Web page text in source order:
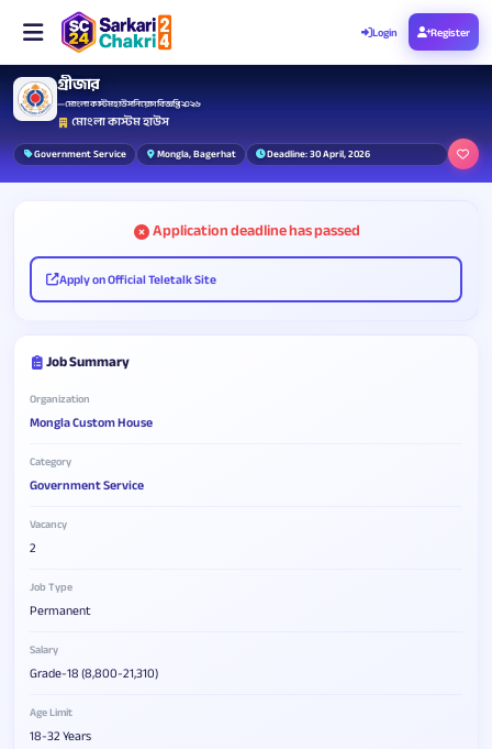
Login Register
গ্রীজার
— মোংলা কাস্টম হাউস নিয়োগ বিজ্ঞপ্তি ২০২৬
মোংলা কাস্টম হাউস
Government Service Mongla, Bagerhat Deadline: 30 April, 2026
Application deadline has passed
Apply on Official Teletalk Site
Job Summary
Organization
Mongla Custom House
Category
Government Service
Vacancy
2
Job Type
Permanent
Salary
Grade-18 (8,800-21,310)
Age Limit
18-32 Years